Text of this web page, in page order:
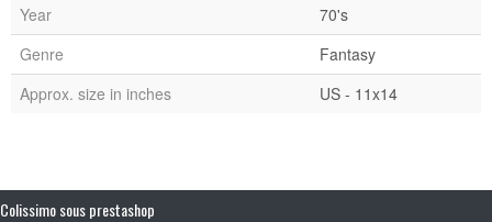
Year
70's
Genre
Fantasy
Approx. size in inches
US - 11x14
Colissimo sous prestashop